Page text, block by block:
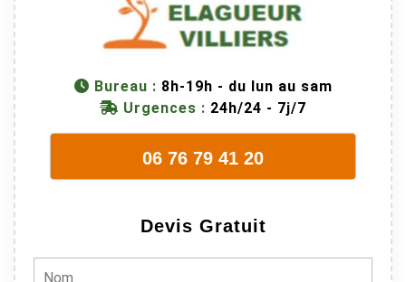
connaissent
très bien leur
en plus ils
Bref, nous
Bureau : 8h-19h - du lun au sam
Urgences : 24h/24 - 7j/7
06 76 79 41 20
Devis Gratuit